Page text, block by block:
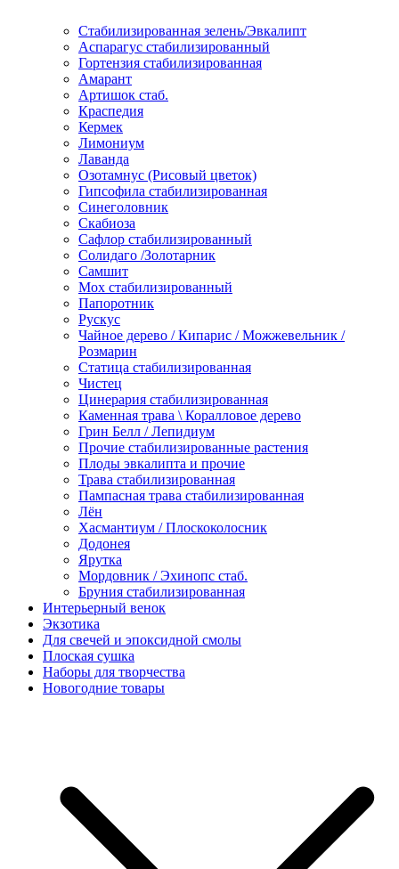
Стабилизированная зелень/Эвкалипт
Аспарагус стабилизированный
Гортензия стабилизированная
Амарант
Артишок стаб.
Краспедия
Кермек
Лимониум
Лаванда
Озотамнус (Рисовый цветок)
Гипсофила стабилизированная
Синеголовник
Скабиоза
Сафлор стабилизированный
Солидаго /Золотарник
Самшит
Мох стабилизированный
Папоротник
Рускус
Чайное дерево / Кипарис / Можжевельник /
Розмарин
Статица стабилизированная
Чистец
Цинерария стабилизированная
Каменная трава \ Коралловое дерево
Грин Белл / Лепидиум
Прочие стабилизированные растения
Плоды эвкалипта и прочие
Трава стабилизированная
Пампасная трава стабилизированная
Лён
Хасмантиум / Плоскоколосник
Додонея
Ярутка
Мордовник / Эхинопс стаб.
Бруния стабилизированная
Интерьерный венок
Экзотика
Для свечей и эпоксидной смолы
Плоская сушка
Наборы для творчества
Новогодние товары